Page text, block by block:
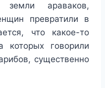
земли араваков,
превратили в
что какое-то
говорили
существенно